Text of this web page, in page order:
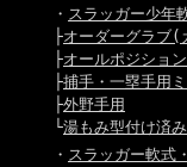
・ スラッガー少年
├オーダーグラブ(
├オールポジショ
├捕手・一塁手用
├外野手用
└湯もみ型付け済み
・ スラッガー軟式